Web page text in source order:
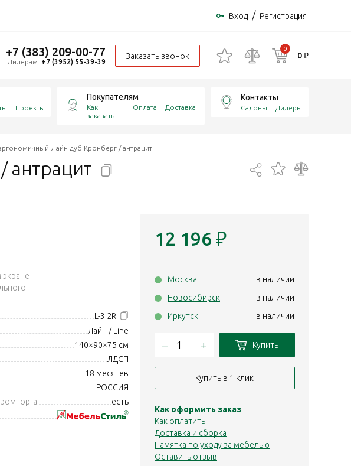
Вход / Регистрация
+7 (383) 209-00-77
Дилерам: +7 (3952) 55-39-39
Заказать звонок
0
0 ₽
Проекты
Покупателям
Как
заказать
Оплата Доставка
Контакты
Салоны Дилеры
Лайн дуб Кронберг / антрацит
антрацит
L-3.2R
Лайн / Line
140×90×75 см
ЛДСП
18 месяцев
РОССИЯ
есть
12 196 ₽
Москва
в наличии
Новосибирск
в наличии
Иркутск
в наличии
– + Купить
Купить в 1 клик
Как оформить заказ
Как оплатить
Доставка и сборка
Памятка по уходу за мебелью
Оставить отзыв